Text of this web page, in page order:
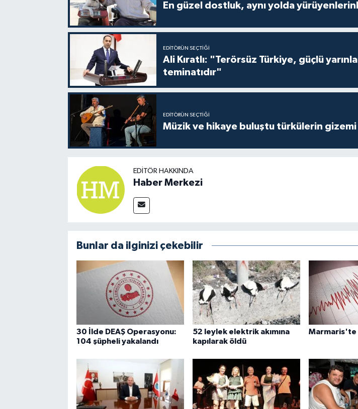
En güzel dostluk, aynı yolda
EDITÖRÜN SEÇTIĞI
Ali Kıratlı: "Terörsüz Türkiye, güçlü
teminatıdır"
EDITÖRÜN SEÇTIĞI
Müzik ve hikaye buluştu türkülerin gizemi
EDITÖR HAKKINDA
Haber Merkezi
Bunlar da ilginizi çekebilir
30 İlde DEAŞ Operasyonu:
104 şüpheli yakalandı
52 leylek elektrik akımına
kapılarak öldü
Marmaris'te